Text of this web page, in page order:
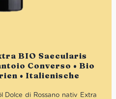
BIO Saecularis
Converso • Bio
• Italienische
Dolce di Rossano nativ Extra